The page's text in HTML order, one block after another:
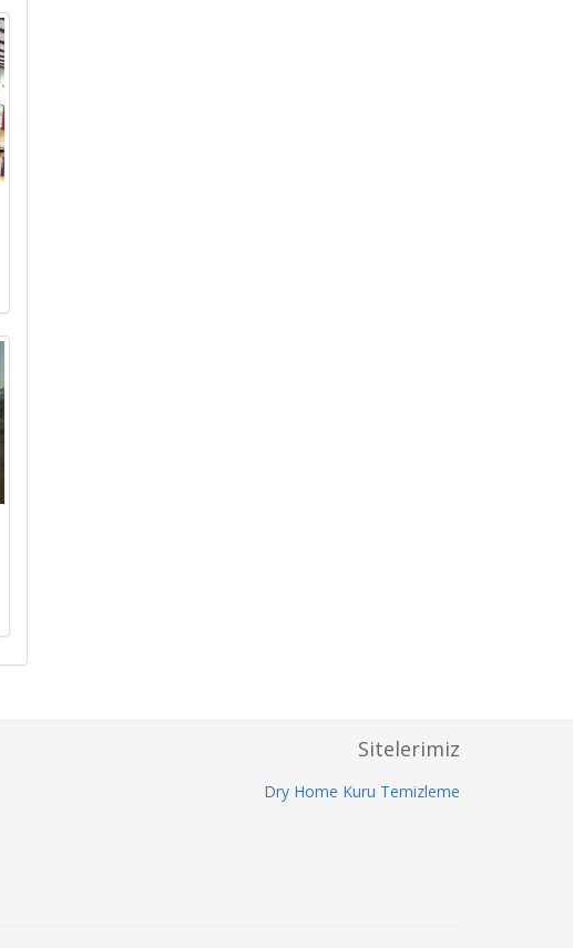
Sitelerimiz
Dry Home Kuru Temizleme